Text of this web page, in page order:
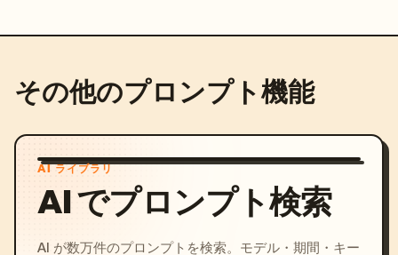
その他のプロンプト機能
AI ライブラリ
AI でプロンプト検索
AI が数万件のプロンプトを検索。モデル・期間・キー